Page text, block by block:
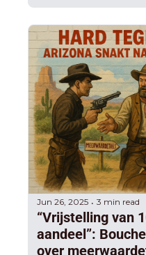
Jun 26, 2025 • 3 min read
“Vrijstelling van
aandeel”:
over